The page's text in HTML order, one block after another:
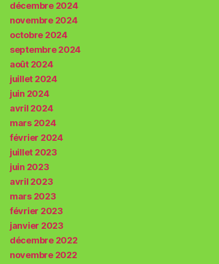
décembre 2024
novembre 2024
octobre 2024
septembre 2024
août 2024
juillet 2024
juin 2024
avril 2024
mars 2024
février 2024
juillet 2023
juin 2023
avril 2023
mars 2023
février 2023
janvier 2023
décembre 2022
novembre 2022